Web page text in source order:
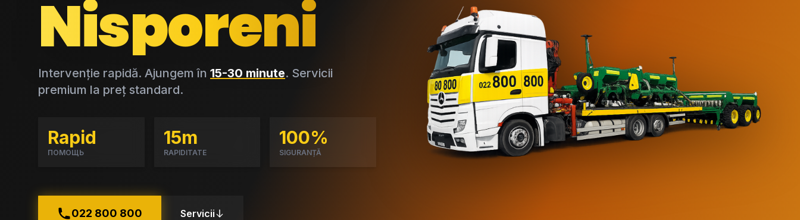
Nisporeni
Intervenție rapidă. Ajungem în 15-30 minute. Servicii
premium la preț standard.
Rapid
ПОМОЩЬ
15m
RAPIDITATE
100%
SIGURANȚĂ
022 800 800 Servicii